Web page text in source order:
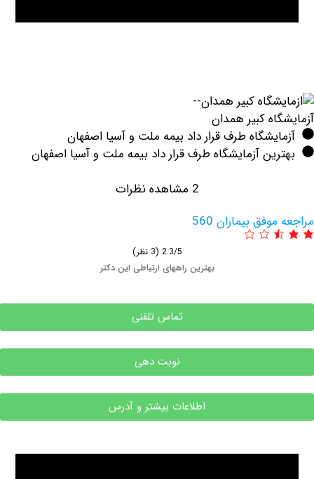
كبير همدان
طرف قرار داد بیمه ملت و آسیا اصفهان
آزمایشگاه طرف قرار داد بیمه ملت و آسیا اصفهان
بیماران 560
بهترین راههای ارتباطی این دکتر
تماس تلفنی
نوبت دهی
اطلاعات بیشتر و آدرس